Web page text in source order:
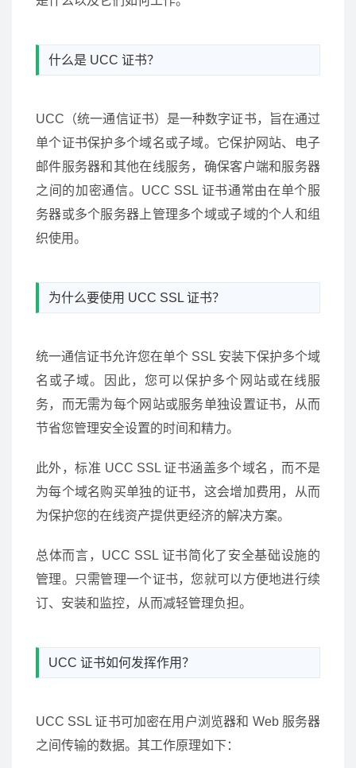
什么是 UCC 证书？
UCC（统一通信证书）是一种数字证书，旨在通过
单个证书保护多个域名或子域。它保护网站、电子
邮件服务器和其他在线服务，确保客户端和服务器
之间的加密通信。UCC SSL 证书通常由在单个服
务器或多个服务器上管理多个域或子域的个人和组
织使用。
为什么要使用 UCC SSL 证书？
统一通信证书允许您在单个 SSL 安装下保护多个域
名或子域。因此，您可以保护多个网站或在线服
务，而无需为每个网站或服务单独设置证书，从而
节省您管理安全设置的时间和精力。
此外，标准 UCC SSL 证书涵盖多个域名，而不是
为每个域名购买单独的证书，这会增加费用，从而
为保护您的在线资产提供更经济的解决方案。
总体而言，UCC SSL 证书简化了安全基础设施的
管理。只需管理一个证书，您就可以方便地进行续
订、安装和监控，从而减轻管理负担。
UCC 证书如何发挥作用？
UCC SSL 证书可加密在用户浏览器和 Web 服务器
之间传输的数据。其工作原理如下：